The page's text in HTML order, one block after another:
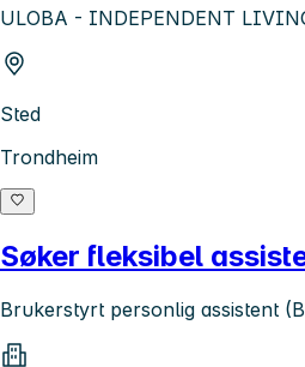
ULOBA - INDEPENDENT
Sted
Trondheim
Søker fleksibel
Brukerstyrt personlig assistent